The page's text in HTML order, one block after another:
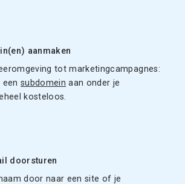
aanmaken
tot marketingcampagnes:
eensubdomein aan onder je
kosteloos.
doorsturen
door naar een site of je